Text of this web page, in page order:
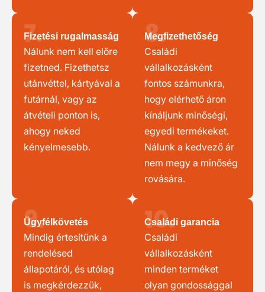
7.
Fizetési rugalmasság
Nálunk nem kell előre
fizetned. Fizethetsz
utánvéttel, kártyával a
futárnál, vagy az
átvételi ponton is,
ahogy neked
kényelmesebb.
8.
Megfizethetőség
Családi
vállalkozásként
fontos számunkra,
hogy elérhető áron
kínáljunk minőségi,
egyedi termékeket.
Nálunk a kedvező ár
nem megy a minőség
rovására.
9.
Ügyfélkövetés
Mindig értesítünk a
rendelésed
állapotáról, és utólag
is megkérdezzük,
10.
Családi garancia
Családi
vállalkozásként
minden terméket
olyan gondossággal